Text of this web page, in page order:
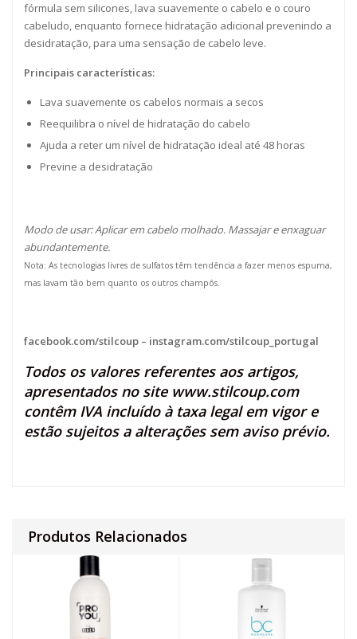
fórmula sem silicones, lava suavemente o cabelo e o couro
cabeludo, enquanto fornece hidratação adicional prevenindo a
desidratação, para uma sensação de cabelo leve.
Principais características:
Lava suavemente os cabelos normais a secos
Reequilibra o nível de hidratação do cabelo
Ajuda a reter um nível de hidratação ideal até 48 horas
Previne a desidratação
Modo de usar: Aplicar em cabelo molhado. Massajar e enxaguar
abundantemente.
Nota: As tecnologias livres de sulfatos têm tendência a fazer menos espuma,
mas lavam tão bem quanto os outros champôs.
facebook.com/stilcoup – instagram.com/stilcoup_portugal
Todos os valores referentes aos artigos,
apresentados no site www.stilcoup.com
contêm IVA incluído à taxa legal em vigor e
estão sujeitos a alterações sem aviso prévio.
Produtos Relacionados